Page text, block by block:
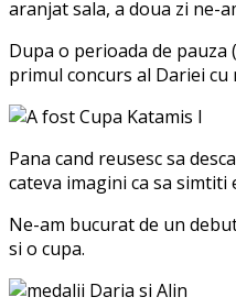
aranjat sala, a doua zi ne-
Dupa o perioada de pauza
primul concurs al Dariei
Pana cand reusesc sa
cateva imagini ca sa simtiti
Ne-am bucurat de un
si o cupa.